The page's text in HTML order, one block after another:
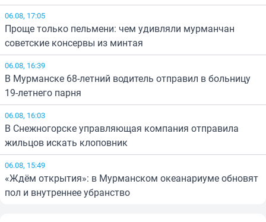
06.08, 17:05
Проще только пельмени: чем удивляли мурманчан
советские консервы из минтая
06.08, 16:39
В Мурманске 68-летний водитель отправил в больницу
19-летнего парня
06.08, 16:03
В Снежногорске управляющая компания отправила
жильцов искать клоповник
06.08, 15:49
«Ждём открытия»: в Мурманском океанариуме обновят
пол и внутреннее убранство